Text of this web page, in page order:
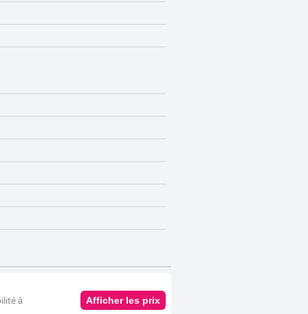
à
Afficher les prix